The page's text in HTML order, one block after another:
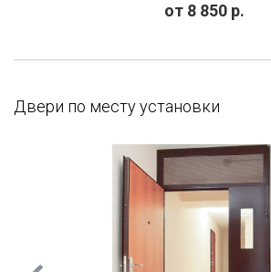
от 8 850 р.
Двери по месту установки